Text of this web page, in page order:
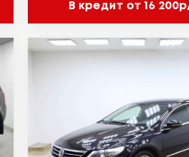
В кредит от 16